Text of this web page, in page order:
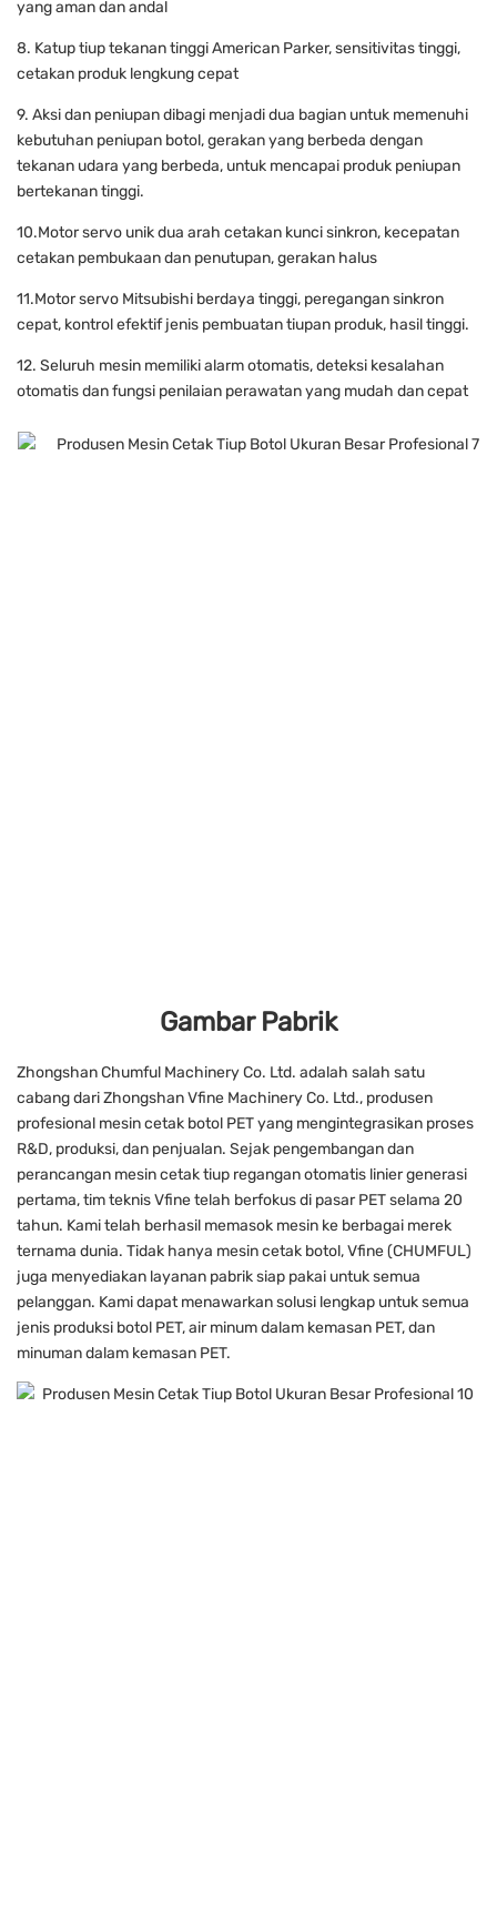
yang aman dan andal
8. Katup tiup tekanan tinggi American Parker, sensitivitas tinggi,
cetakan produk lengkung cepat
9. Aksi dan peniupan dibagi menjadi dua bagian untuk memenuhi
kebutuhan peniupan botol, gerakan yang berbeda dengan
tekanan udara yang berbeda, untuk mencapai produk peniupan
bertekanan tinggi.
10.Motor servo unik dua arah cetakan kunci sinkron, kecepatan
cetakan pembukaan dan penutupan, gerakan halus
11.Motor servo Mitsubishi berdaya tinggi, peregangan sinkron
cepat, kontrol efektif jenis pembuatan tiupan produk, hasil tinggi.
12. Seluruh mesin memiliki alarm otomatis, deteksi kesalahan
otomatis dan fungsi penilaian perawatan yang mudah dan cepat
Gambar Pabrik
Zhongshan Chumful Machinery Co. Ltd. adalah salah satu
cabang dari Zhongshan Vfine Machinery Co. Ltd., produsen
profesional mesin cetak botol PET yang mengintegrasikan proses
R&D, produksi, dan penjualan. Sejak pengembangan dan
perancangan mesin cetak tiup regangan otomatis linier generasi
pertama, tim teknis Vfine telah berfokus di pasar PET selama 20
tahun. Kami telah berhasil memasok mesin ke berbagai merek
ternama dunia. Tidak hanya mesin cetak botol, Vfine (CHUMFUL)
juga menyediakan layanan pabrik siap pakai untuk semua
pelanggan. Kami dapat menawarkan solusi lengkap untuk semua
jenis produksi botol PET, air minum dalam kemasan PET, dan
minuman dalam kemasan PET.